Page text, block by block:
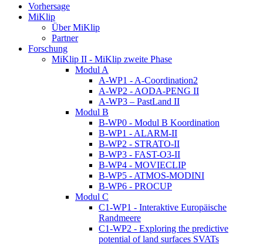
Vorhersage
MiKlip
Über MiKlip
Partner
Forschung
MiKlip II - MiKlip zweite Phase
Modul A
A-WP1 - A-Coordination2
A-WP2 - AODA-PENG II
A-WP3 – PastLand II
Modul B
B-WP0 - Modul B Koordination
B-WP1 - ALARM-II
B-WP2 - STRATO-II
B-WP3 - FAST-O3-II
B-WP4 - MOVIECLIP
B-WP5 - ATMOS-MODINI
B-WP6 - PROCUP
Modul C
C1-WP1 - Interaktive Europäische
Randmeere
C1-WP2 - Exploring the predictive
potential of land surfaces SVATs